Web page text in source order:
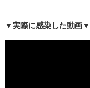
▼実際に感染した動画▼